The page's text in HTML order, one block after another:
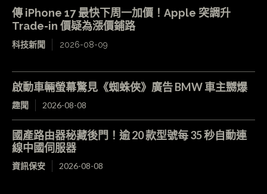
傳 iPhone 17 最快下周一加價！Apple 突調升
Trade-in 價疑為漲價鋪路
科技新聞 2026-08-09
啟動車輛螢幕驚見《蜘蛛俠》廣告 BMW 車主嬲爆
趣聞 2026-08-08
國產路由器秘藏後門！逾 20 款型號每 35 秒自動連
線中國伺服器
資訊保安 2026-08-08